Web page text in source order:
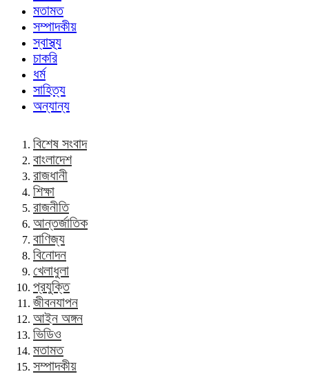
মতামত
সম্পাদকীয়
স্বাস্থ্য
চাকরি
ধর্ম
সাহিত্য
অন্যান্য
বিশেষ সংবাদ
বাংলাদেশ
রাজধানী
শিক্ষা
রাজনীতি
আন্তর্জাতিক
বাণিজ্য
বিনোদন
খেলাধুলা
প্রযুক্তি
জীবনযাপন
আইন অঙ্গন
ভিডিও
মতামত
সম্পাদকীয়